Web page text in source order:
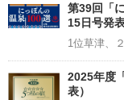
第39回「
15日号発表
1位草津、
2025年度
表）